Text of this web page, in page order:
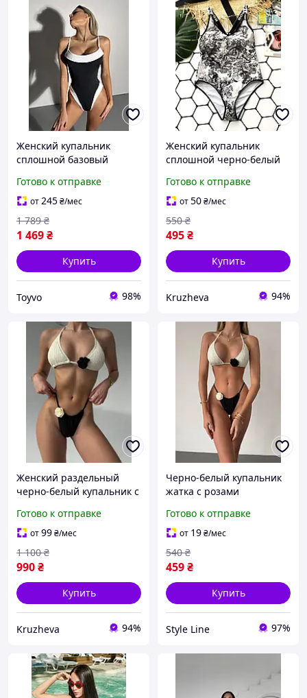
Женский купальник
сплошной базовый
Toyvoo Купальник
жіночий суцільний
базовий Victory біло
чорний
Готово к отправке
от245₴/мес
1 469₴
1 789 ₴
Купить
Toyvo 98%
Женский купальник
сплошной черно-белый
сплошной купальник с
принтом черно-белый /
Женский купальник
черный белый
Готово к отправке
от50₴/мес
495₴
550 ₴
Купить
Kruzheva 94%
Женский раздельный
черно-белый купальник с
стильный купальник
бикини черно-белый с
цветочным акцентом
Готово к отправке
от99₴/мес
990₴
1 100 ₴
Купить
Kruzheva 94%
Черно-белый купальник
жатка с розами
Готово к отправке
от 19₴/мес
459₴
540 ₴
Купить
Style Line 97%